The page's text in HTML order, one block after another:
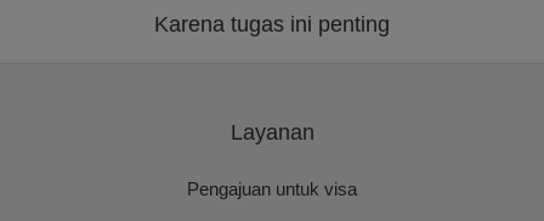
Karena tugas ini penting
Layanan
Pengajuan untuk visa